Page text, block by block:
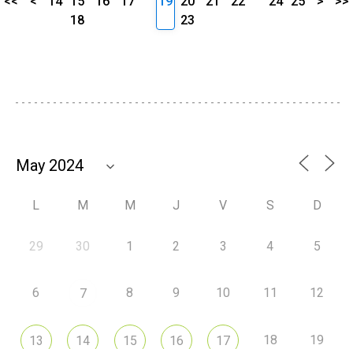
18
23
L M M J V S D
29 30 1 2 3 4 5
6 7 8 9 10 11 12
13 14 15 16 17 18 19